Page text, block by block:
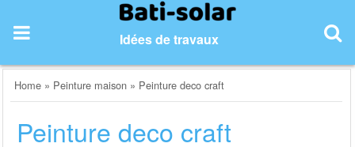
content
Idées de travaux
Home » Peinture maison » Peinture deco craft
Peinture deco craft